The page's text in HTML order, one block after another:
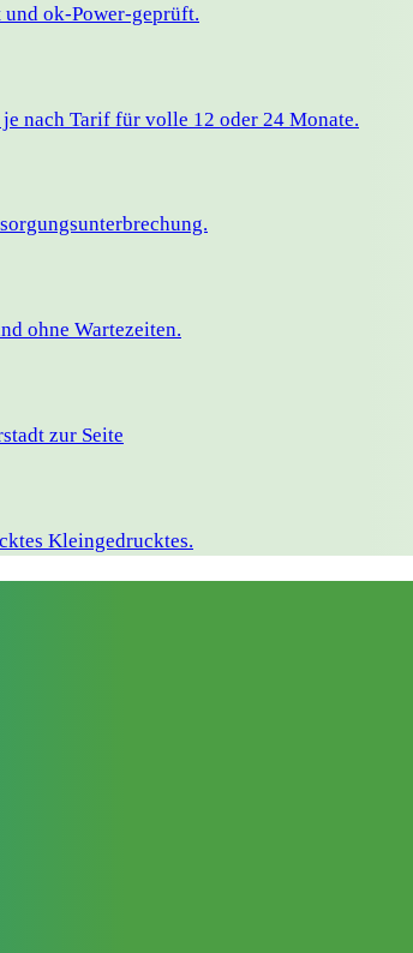
ok-Power-geprüft.
nach Tarif für volle 12 oder 24 Monate.
ohne Wartezeiten.
zur Seite
Kleingedrucktes.